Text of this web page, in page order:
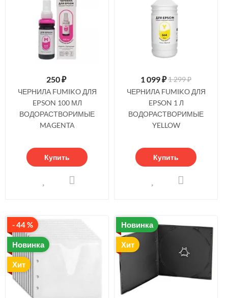
250₽
ЧЕРНИЛА FUMIKO ДЛЯ
EPSON 100 МЛ
ВОДОРАСТВОРИМЫЕ
MAGENTA
Купить
1 099₽1 299 ₽
ЧЕРНИЛА FUMIKO ДЛЯ
EPSON 1 Л
ВОДОРАСТВОРИМЫЕ
YELLOW
Купить
- 44 %
Новинка
Хит
Новинка
Хит